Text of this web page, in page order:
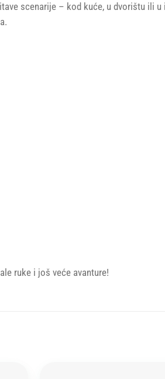
scenarije – kod kuće, u dvorištu ili
ruke i još veće avanture!